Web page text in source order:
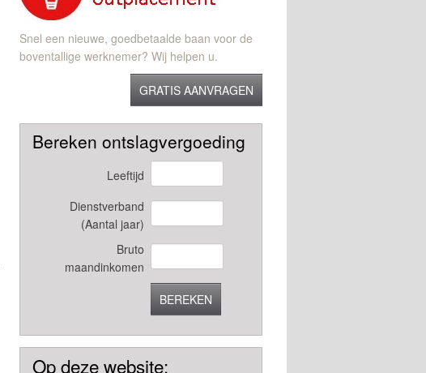
Snel een nieuwe, goedbetaalde baan voor de
boventallige werknemer? Wij helpen u.
GRATIS AANVRAGEN
Bereken ontslagvergoeding
Leeftijd
Dienstverband
(Aantal jaar)
Bruto
maandinkomen
BEREKEN
Op deze website: